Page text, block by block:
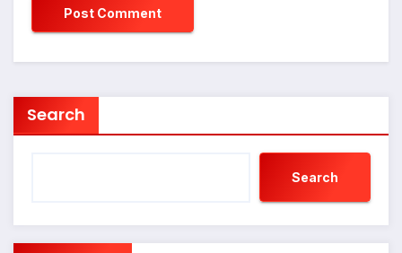
Search
Search